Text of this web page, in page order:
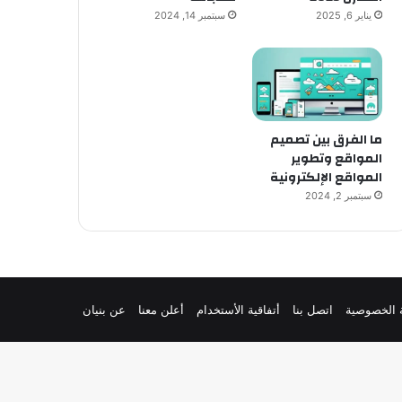
يناير 6, 2025 سبتمبر 14, 2024
ما الفرق بين تصميم
المواقع وتطوير
المواقع الإلكترونية
سبتمبر 2, 2024
الخصوصية اتصل بنا أتفاقية الأستخدام أعلن معنا عن بنيان